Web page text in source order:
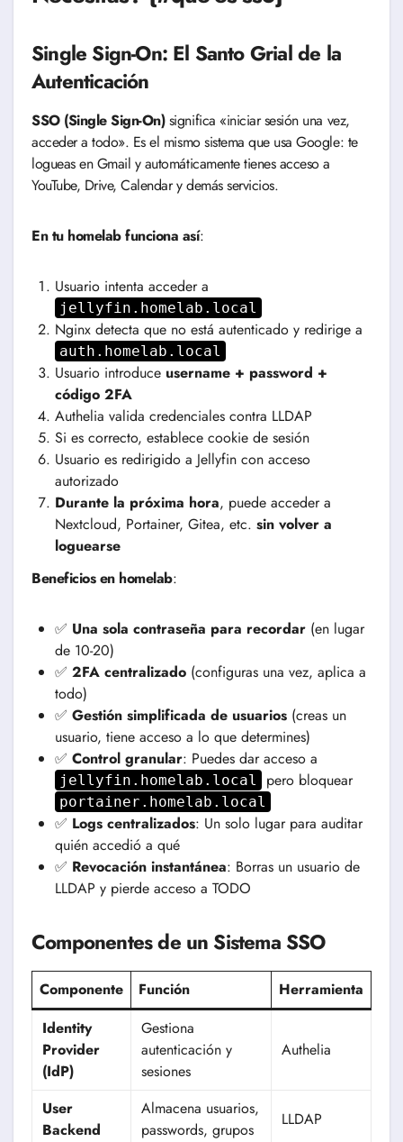
Single Sign-On: El Santo Grial de la
Autenticación
SSO (Single Sign-On)significa «iniciar sesión una vez,
acceder a todo». Es el mismo sistema que usa Google: te
logueas en Gmail y automáticamente tienes acceso a
YouTube, Drive, Calendar y demás servicios.
En tu homelab funciona así:
Usuario intenta acceder a
jellyfin.homelab.local
Nginx detecta que no está autenticado y redirige a
auth.homelab.local
Usuario introduce username + password +
código 2FA
Authelia valida credenciales contra LLDAP
Si es correcto, establece cookie de sesión
Usuario es redirigido a Jellyfin con acceso
autorizado
Durante la próxima hora, puede acceder a
Nextcloud, Portainer, Gitea, etc. sin volver a
loguearse
Beneficios en homelab:
✅ Una sola contraseña para recordar(en lugar
de 10-20)
✅ 2FA centralizado(configuras una vez, aplica a
todo)
✅ Gestión simplificada de usuarios(creas un
usuario, tiene acceso a lo que determines)
✅ Control granular: Puedes dar acceso a
jellyfin.homelab.local pero bloquear
portainer.homelab.local
✅ Logs centralizados: Un solo lugar para auditar
quién accedió a qué
✅ Revocación instantánea: Borras un usuario de
LLDAP y pierde acceso a TODO
Componentes de un Sistema SSO
Componente Función
Herramienta
Identity
Provider
(IdP)
Gestiona
autenticación y
sesiones
Authelia
User
Backend
Almacena usuarios,
passwords, grupos
LLDAP